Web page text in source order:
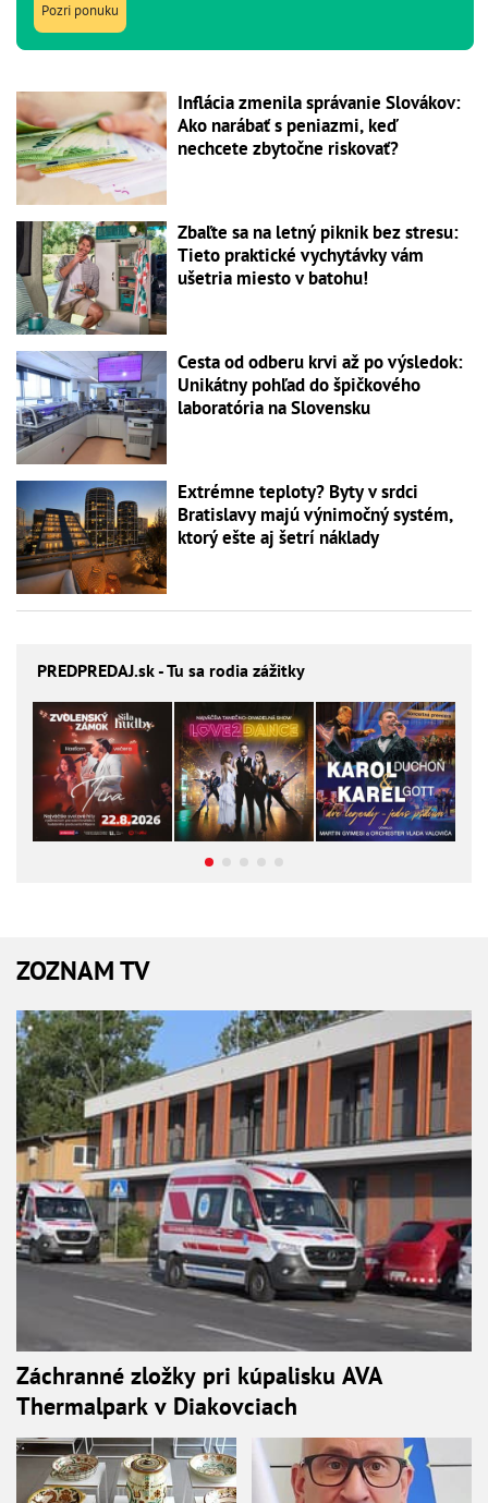
Pozri ponuku
Inflácia zmenila správanie Slovákov:
Ako narábať s peniazmi, keď
nechcete zbytočne riskovať?
Zbaľte sa na letný piknik bez stresu:
Tieto praktické vychytávky vám
ušetria miesto v batohu!
Cesta od odberu krvi až po výsledok:
Unikátny pohľad do špičkového
laboratória na Slovensku
Extrémne teploty? Byty v srdci
Bratislavy majú výnimočný systém,
ktorý ešte aj šetrí náklady
PREDPREDAJ.sk - Tu sa rodia zážitky
ZOZNAM TV
Záchranné zložky pri kúpalisku AVA
Thermalpark v Diakovciach